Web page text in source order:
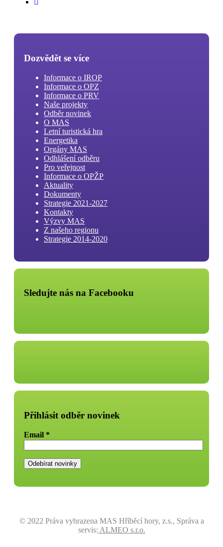
Dozvědět se více
Informace o IROP
Informace o OPZ
Informace o PRV
Naše projekty
Odběr novinek
O MAS
Letní turistická hra
Energetika
Orgány MAS
Odhlášení odběru
Pro veřejnost
Informace o OPŽP
Aktuality
Dokumenty
Strategie 2021-2027
Kontakty
Výzvy MAS
Z našeho regionu
Strategie 2014-2020
Sledujte nás na Facebooku
Přihlásit odběr novinek
Email *
© 2022 Práva vyhrazena MAS Hříběcí hory, z.s., Správa a
servis: ALMEO s.r.o.